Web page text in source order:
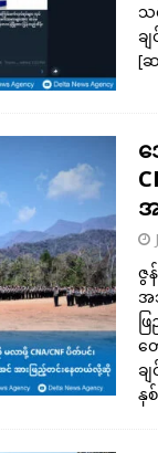
သ
ခ
[
ဇွ
အ
ဖ
တ
ခ
နှ